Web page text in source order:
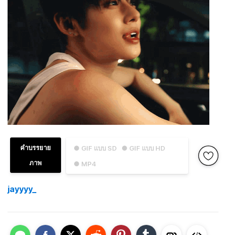
● GIF แบบ SD
● GIF แบบ HD
● MP4
คำบรรยาย
ภาพ
jayyyy_